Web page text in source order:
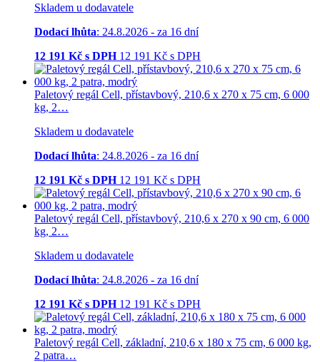
Skladem u dodavatele
Dodací lhůta: 24.8.2026 - za 16 dní
12 191 Kč s DPH 12 191 Kč s DPH
Paletový regál Cell, přístavbový, 210,6 x 270 x 75 cm, 6 000
kg, 2…
Skladem u dodavatele
Dodací lhůta: 24.8.2026 - za 16 dní
12 191 Kč s DPH 12 191 Kč s DPH
Paletový regál Cell, přístavbový, 210,6 x 270 x 90 cm, 6 000
kg, 2…
Skladem u dodavatele
Dodací lhůta: 24.8.2026 - za 16 dní
12 191 Kč s DPH 12 191 Kč s DPH
Paletový regál Cell, základní, 210,6 x 180 x 75 cm, 6 000 kg,
2 patra…